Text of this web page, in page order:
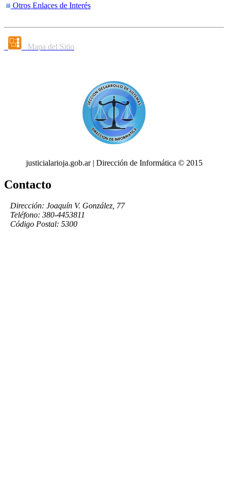
Otros Enlaces de Interés
Mapa del Sitio
justicialarioja.gob.ar | Dirección de Informática © 2015
Contacto
Dirección: Joaquín V. González, 77
Teléfono: 380-4453811
Código Postal: 5300